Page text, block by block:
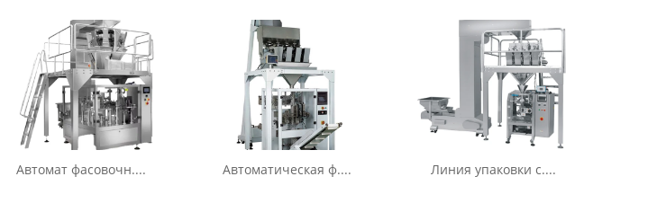
Автомат фасовочн.... Автоматическая ф.... Линия упаковки с....